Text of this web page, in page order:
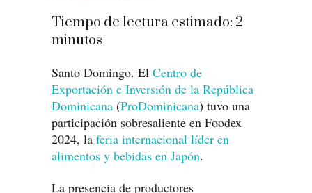
Tiempo de lectura estimado: 2
minutos
Santo Domingo. El Centro de
Exportación e Inversión de la República
Dominicana (ProDominicana) tuvo una
participación sobresaliente en Foodex
2024, la feria internacional líder en
alimentos y bebidas en Japón.
La presencia de productores